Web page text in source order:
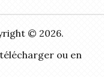
© 2026.
ou en